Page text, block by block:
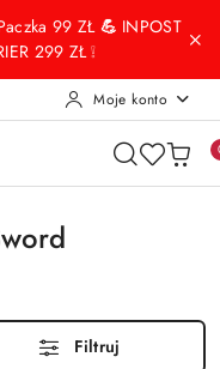
99 ZŁ💪 INPOST
299 ZŁ ❕
Moje konto
Filtruj